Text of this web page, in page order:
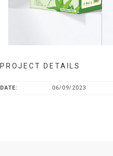
PROJECT DETAILS
DATE: 06/09/2023